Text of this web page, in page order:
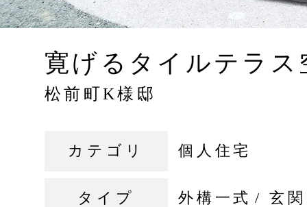
寛げるタイルテラ
松前町K様邸
カテゴリ 個人住宅
タイプ 外構一式 玄